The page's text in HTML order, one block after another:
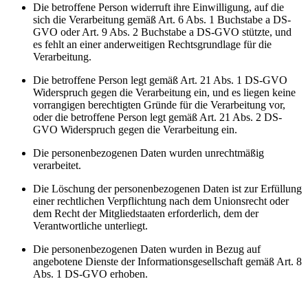
Die betroffene Person widerruft ihre Einwilligung, auf die
sich die Verarbeitung gemäß Art. 6 Abs. 1 Buchstabe a DS-
GVO oder Art. 9 Abs. 2 Buchstabe a DS-GVO stützte, und
es fehlt an einer anderweitigen Rechtsgrundlage für die
Verarbeitung.
Die betroffene Person legt gemäß Art. 21 Abs. 1 DS-GVO
Widerspruch gegen die Verarbeitung ein, und es liegen keine
vorrangigen berechtigten Gründe für die Verarbeitung vor,
oder die betroffene Person legt gemäß Art. 21 Abs. 2 DS-
GVO Widerspruch gegen die Verarbeitung ein.
Die personenbezogenen Daten wurden unrechtmäßig
verarbeitet.
Die Löschung der personenbezogenen Daten ist zur Erfüllung
einer rechtlichen Verpflichtung nach dem Unionsrecht oder
dem Recht der Mitgliedstaaten erforderlich, dem der
Verantwortliche unterliegt.
Die personenbezogenen Daten wurden in Bezug auf
angebotene Dienste der Informationsgesellschaft gemäß Art. 8
Abs. 1 DS-GVO erhoben.